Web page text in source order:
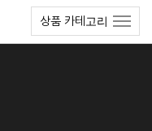
상품 카테고리